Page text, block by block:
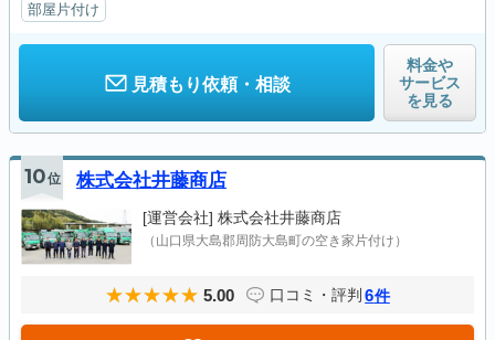
部屋片付け
見積もり依頼・相談
料金や
サービス
を見る
10位 株式会社井藤商店
[運営会社] 株式会社井藤商店
（山口県大島郡周防大島町の空き家片付け）
5.00 口コミ・評判 6件